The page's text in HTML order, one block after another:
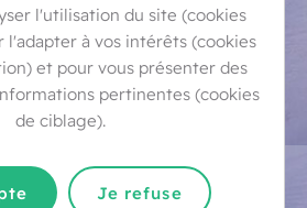
Neuvecelle
Publier
Thollon-les-Mémises
Vinzier
Mentions légales
l'utilisation du site (cookies
l'adapter à vos intérêts (cookies
et pour vous présenter des
pertinentes (cookies
de ciblage).
Je refuse